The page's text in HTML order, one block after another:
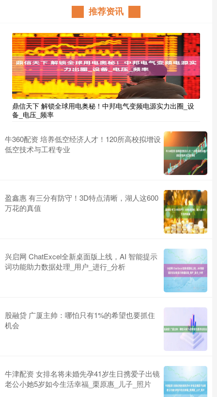
推荐资讯
鼎信天下 解锁全球用电奥秘！中邦电气变频电源实力出圈_设
备_电压_频率
牛360配资 培养低空经济人才！120所高校拟增设
低空技术与工程专业
盈鑫惠 有三分有防守！3D特点清晰，湖人这600
万花的真值
兴启网 ChatExcel全新桌面版上线，AI 智能提示
词功能助力数据处理_用户_进行_分析
股融贷 广厦主帅：哪怕只有1%的希望也要抓住
机会
牛津配资 女排名将未婚先孕41岁生日携爱子出镜
老公小她5岁如今生活幸福_栗原惠_儿子_照片